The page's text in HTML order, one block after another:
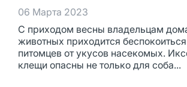
06 Марта 2023
С приходом весны владельцам
животных приходится
питомцев от укусов насекомых.
клещи опасны не только для соба...